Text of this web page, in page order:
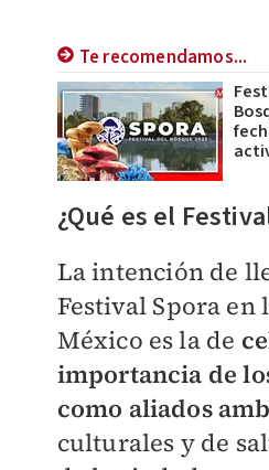
Te recomendamos...
¿Qué es el
La intención de
Festival Spora en
México es la de
importancia de
como aliados
culturales y de